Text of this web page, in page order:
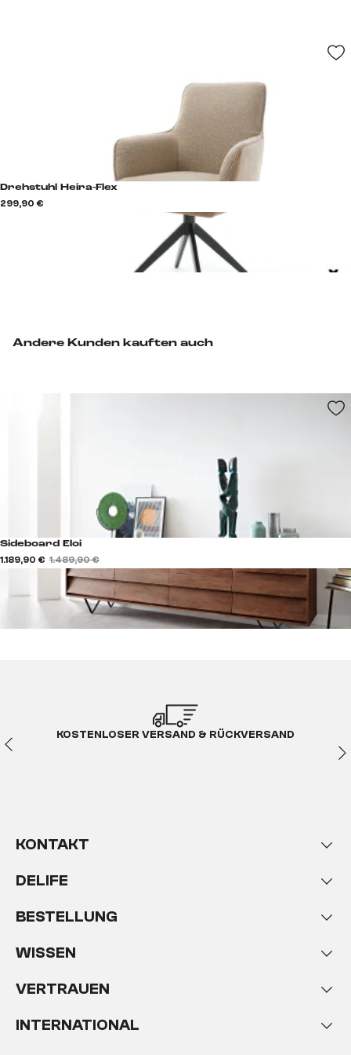
Andere Kunden kauften auch
Sideboard Eloi
1.189,90 € 1.489,90 €
Drehstuhl Heira-Flex
299,90 €
KOSTENLOSER VERSAND & RÜCKVERSAND
KONTAKT
DELIFE
BESTELLUNG
WISSEN
VERTRAUEN
INTERNATIONAL